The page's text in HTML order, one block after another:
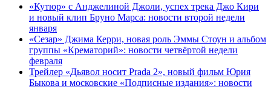
«Кутюр» с Анджелиной Джоли, успех трека Джо Кири
и новый клип Бруно Марса: новости второй недели
января
«Сезар» Джима Керри, новая роль Эммы Стоун и альбом
группы «Крематорий»: новости четвёртой недели
февраля
Трейлер «Дьявол носит Prada 2», новый фильм Юрия
Быкова и московские «Подписные издания»: новости